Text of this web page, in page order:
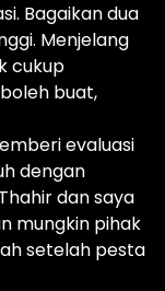
Bagaikan dua
Menjelang
cukup
buat,
evaluasi
dengan
dan saya
mungkin pihak
setelah pesta